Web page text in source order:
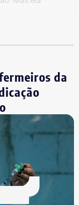
não há
nos
seu país natal,
da ex-presidente
se em Direito na
quando já
o Instituto
o curso,
estudei em
da